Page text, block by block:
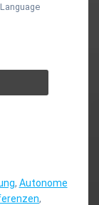
, Autonome
,